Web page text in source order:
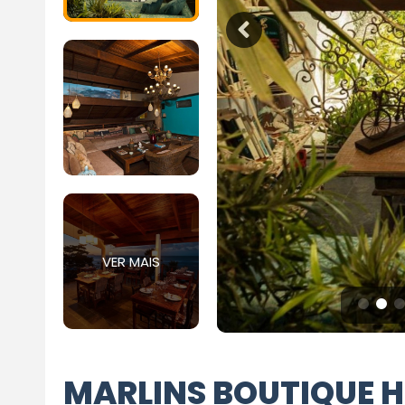
VER MAIS
MARLINS BOUTIQUE